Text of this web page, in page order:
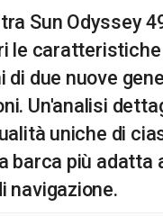
Sun Odyssey
le caratteristiche
di due nuove
Un'analisi
uniche di
barca più adatta
navigazione.